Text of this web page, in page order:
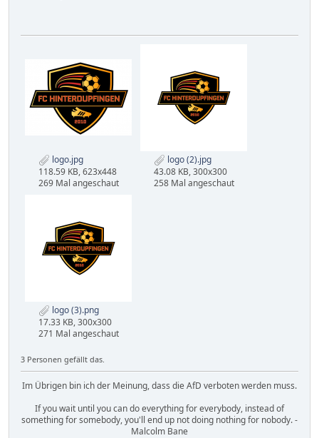
logo.jpg
118.59 KB, 623x448
269 Mal angeschaut
logo (2).jpg
43.08 KB, 300x300
258 Mal angeschaut
logo (3).png
17.33 KB, 300x300
271 Mal angeschaut
3 Personen gefällt das.
Im Übrigen bin ich der Meinung, dass die AfD verboten werden muss.
If you wait until you can do everything for everybody, instead of
something for somebody, you'll end up not doing nothing for nobody. -
Malcolm Bane